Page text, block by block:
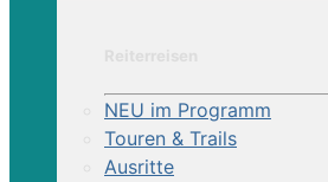
NEU im Programm
Touren & Trails
Ausritte